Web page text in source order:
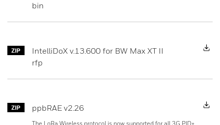
bin
IntelliDoX v.13.600 for BW Max XT II
rfp
ppbRAE v2.26
The LoRa Wireless protocol is now supported for all 3G PID+